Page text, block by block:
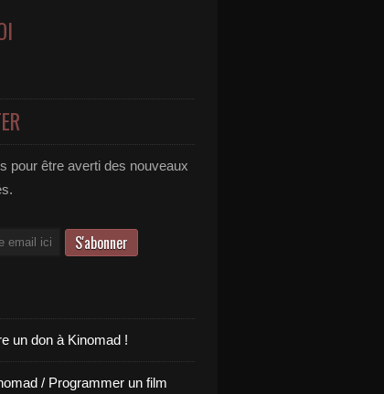
pour être averti des nouveaux
un don à Kinomad !
/ Programmer un film